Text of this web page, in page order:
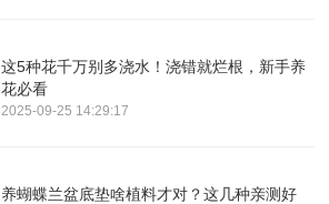
这5种花千万别多浇水！浇错就烂根，新手养
花必看
2025-09-25 14:29:17
养蝴蝶兰盆底垫啥植料才对？这几种亲测好